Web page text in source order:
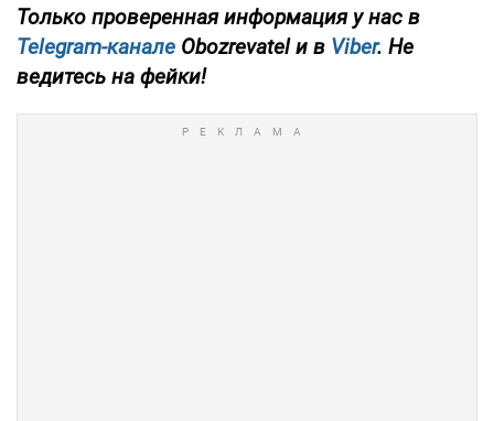
Только проверенная информация у нас в
Telegram-канале Obozrevatel и в Viber. Не
ведитесь на фейки!